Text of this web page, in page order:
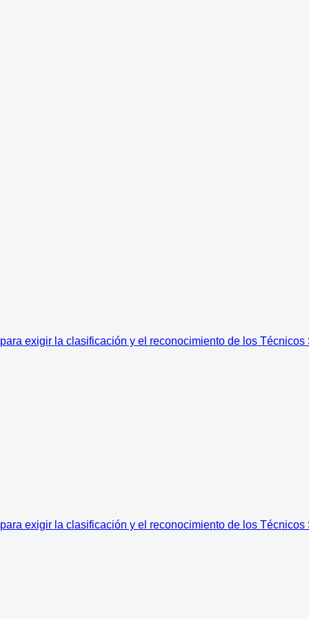
exigir la clasificación y el reconocimiento de los
exigir la clasificación y el reconocimiento de los